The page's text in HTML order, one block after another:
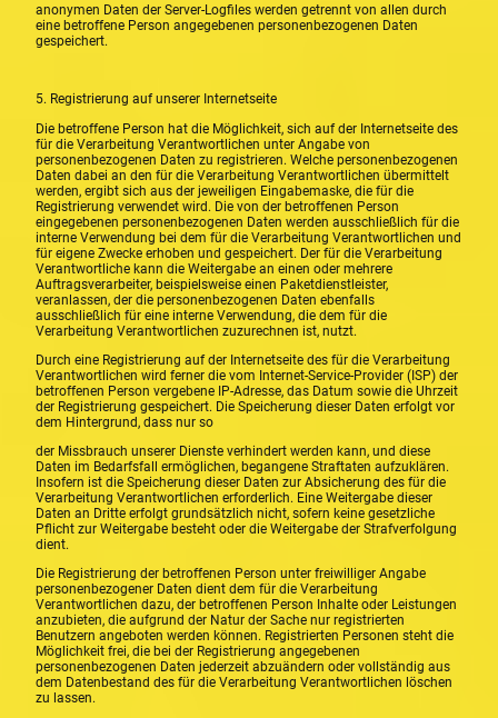
anonymen Daten der Server-Logfiles werden getrennt von allen durch
eine betroffene Person angegebenen personenbezogenen Daten
gespeichert.
5. Registrierung auf unserer Internetseite
Die betroffene Person hat die Möglichkeit, sich auf der Internetseite des
für die Verarbeitung Verantwortlichen unter Angabe von
personenbezogenen Daten zu registrieren. Welche personenbezogenen
Daten dabei an den für die Verarbeitung Verantwortlichen übermittelt
werden, ergibt sich aus der jeweiligen Eingabemaske, die für die
Registrierung verwendet wird. Die von der betroffenen Person
eingegebenen personenbezogenen Daten werden ausschließlich für die
interne Verwendung bei dem für die Verarbeitung Verantwortlichen und
für eigene Zwecke erhoben und gespeichert. Der für die Verarbeitung
Verantwortliche kann die Weitergabe an einen oder mehrere
Auftragsverarbeiter, beispielsweise einen Paketdienstleister,
veranlassen, der die personenbezogenen Daten ebenfalls
ausschließlich für eine interne Verwendung, die dem für die
Verarbeitung Verantwortlichen zuzurechnen ist, nutzt.
Durch eine Registrierung auf der Internetseite des für die Verarbeitung
Verantwortlichen wird ferner die vom Internet-Service-Provider (ISP) der
betroffenen Person vergebene IP-Adresse, das Datum sowie die Uhrzeit
der Registrierung gespeichert. Die Speicherung dieser Daten erfolgt vor
dem Hintergrund, dass nur so
der Missbrauch unserer Dienste verhindert werden kann, und diese
Daten im Bedarfsfall ermöglichen, begangene Straftaten aufzuklären.
Insofern ist die Speicherung dieser Daten zur Absicherung des für die
Verarbeitung Verantwortlichen erforderlich. Eine Weitergabe dieser
Daten an Dritte erfolgt grundsätzlich nicht, sofern keine gesetzliche
Pflicht zur Weitergabe besteht oder die Weitergabe der Strafverfolgung
dient.
Die Registrierung der betroffenen Person unter freiwilliger Angabe
personenbezogener Daten dient dem für die Verarbeitung
Verantwortlichen dazu, der betroffenen Person Inhalte oder Leistungen
anzubieten, die aufgrund der Natur der Sache nur registrierten
Benutzern angeboten werden können. Registrierten Personen steht die
Möglichkeit frei, die bei der Registrierung angegebenen
personenbezogenen Daten jederzeit abzuändern oder vollständig aus
dem Datenbestand des für die Verarbeitung Verantwortlichen löschen
zu lassen.